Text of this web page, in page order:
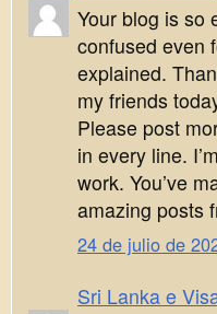
Your blog is so
confused even
explained.
my friends
Please post
in every line.
work. You’ve
amazing posts
24 de julio de
Sri Lanka e